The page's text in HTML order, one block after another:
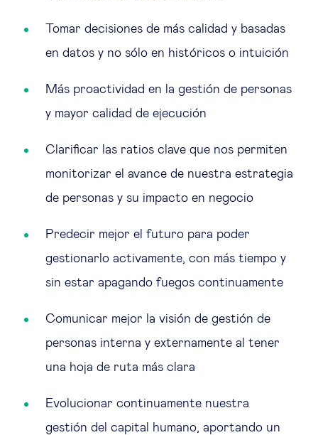
Tomar decisiones de más calidad y basadas
en datos y no sólo en históricos o intuición
Más proactividad en la gestión de personas
y mayor calidad de ejecución
Clarificar las ratios clave que nos permiten
monitorizar el avance de nuestra estrategia
de personas y su impacto en negocio
Predecir mejor el futuro para poder
gestionarlo activamente, con más tiempo y
sin estar apagando fuegos continuamente
Comunicar mejor la visión de gestión de
personas interna y externamente al tener
una hoja de ruta más clara
Evolucionar continuamente nuestra
gestión del capital humano, aportando un